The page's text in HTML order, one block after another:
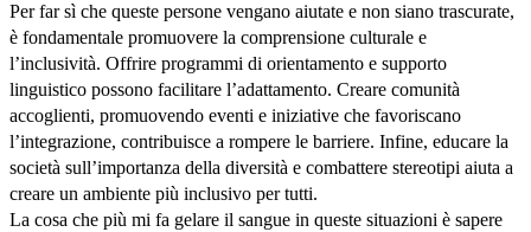
Per far sì che queste persone vengano aiutate e non siano trascurate,
è fondamentale promuovere la comprensione culturale e
l’inclusività. Offrire programmi di orientamento e supporto
linguistico possono facilitare l’adattamento. Creare comunità
accoglienti, promuovendo eventi e iniziative che favoriscano
l’integrazione, contribuisce a rompere le barriere. Infine, educare la
società sull’importanza della diversità e combattere stereotipi aiuta a
creare un ambiente più inclusivo per tutti.
La cosa che più mi fa gelare il sangue in queste situazioni è sapere